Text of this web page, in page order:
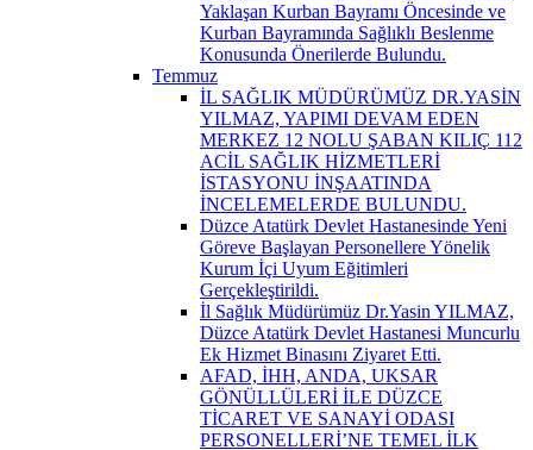
Yaklaşan Kurban Bayramı Öncesinde ve
Kurban Bayramında Sağlıklı Beslenme
Konusunda Önerilerde Bulundu.
Temmuz
İL SAĞLIK MÜDÜRÜMÜZ DR.YASİN
YILMAZ, YAPIMI DEVAM EDEN
MERKEZ 12 NOLU ŞABAN KILIÇ 112
ACİL SAĞLIK HİZMETLERİ
İSTASYONU İNŞAATINDA
İNCELEMELERDE BULUNDU.
Düzce Atatürk Devlet Hastanesinde Yeni
Göreve Başlayan Personellere Yönelik
Kurum İçi Uyum Eğitimleri
Gerçekleştirildi.
İl Sağlık Müdürümüz Dr.Yasin YILMAZ,
Düzce Atatürk Devlet Hastanesi Muncurlu
Ek Hizmet Binasını Ziyaret Etti.
AFAD, İHH, ANDA, UKSAR
GÖNÜLLÜLERİ İLE DÜZCE
TİCARET VE SANAYİ ODASI
PERSONELLERİ’NE TEMEL İLK